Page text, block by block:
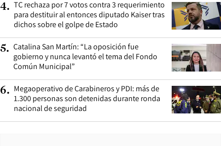
4. TC rechaza por 7 votos contra 3 requerimiento
para destituir al entonces diputado Kaiser tras
dichos sobre el golpe de Estado
5. Catalina San Martín: “La oposición fue
gobierno y nunca levantó el tema del Fondo
Común Municipal”
6. Megaoperativo de Carabineros y PDI: más de
1.300 personas son detenidas durante ronda
nacional de seguridad